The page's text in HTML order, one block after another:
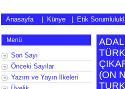
Anasayfa| Künye Etik
Menü
Son Sayı
Önceki Sayılar
Yazım ve Yayın İlkeleri
(ON